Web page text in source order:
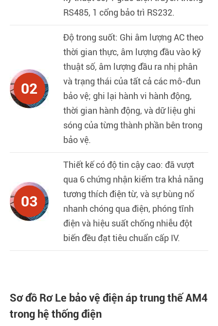
RS485, 1 cổng bảo trì RS232.
02
Độ trong suốt: Ghi âm lượng AC theo
thời gian thực, âm lượng đầu vào kỹ
thuật số, âm lượng đầu ra nhị phân
và trạng thái của tất cả các mô-đun
bảo vệ; ghi lại hành vi hành động,
thời gian hành động, và dữ liệu ghi
sóng của từng thành phần bên trong
bảo vệ.
03
Thiết kế có độ tin cậy cao: đã vượt
qua 6 chứng nhận kiểm tra khả năng
tương thích điện từ, và sự bùng nổ
nhanh chóng qua điện, phóng tĩnh
điện và hiệu suất chống nhiễu đột
biến đều đạt tiêu chuẩn cấp IV.
Sơ đồ Rơ Le bảo vệ điện áp trung thế AM4
trong hệ thống điện